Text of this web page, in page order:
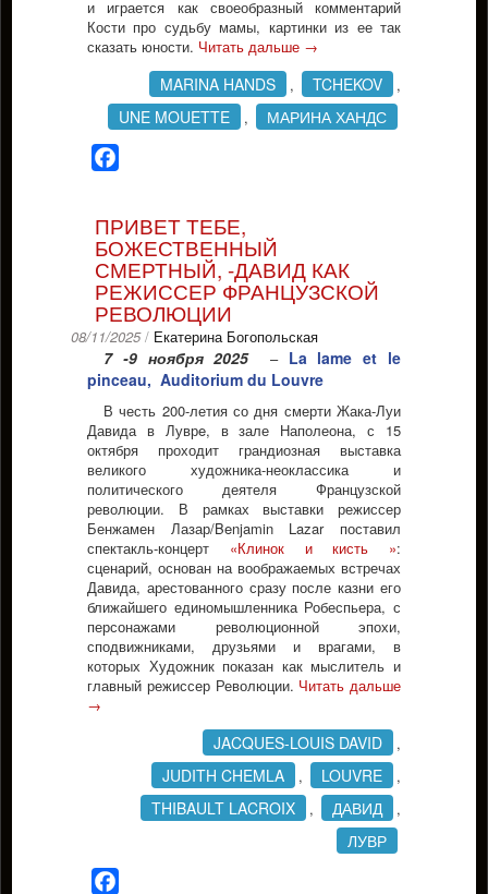
и играется как своеобразный комментарий
Кости про судьбу мамы, картинки из ее так
сказать юности. Читать дальше →
MARINA HANDS , TCHEKOV ,
UNE MOUETTE , МАРИНА ХАНДС
ПРИВЕТ ТЕБЕ,
БОЖЕСТВЕННЫЙ
СМЕРТНЫЙ, -ДАВИД КАК
РЕЖИССЕР ФРАНЦУЗСКОЙ
РЕВОЛЮЦИИ
08/11/2025 / Екатерина Богопольская
7 -9 ноября 2025– La lame et le
pinceau, Auditorium du Louvre
В честь 200-летия со дня смерти Жака-Луи
Давида в Луврe, в зале Наполеона, с 15
октября проходит грандиозная выставка
великого художника-неоклассика и
политического деятеля Французской
революции. В рамках выставки режиссер
Бенжамен Лазар/Benjamin Lazar поставил
спектакль-концерт «Клинок и кисть »:
сценарий, основан на воображаемых встречах
Давида, арестованного сразу после казни его
ближайшего единомышленника Робеспьера, с
персонажами революционной эпохи,
сподвижниками, друзьями и врагами, в
которых Художник показан как мыслитель и
главный режиссер Революции. Читать дальше
→
JACQUES-LOUIS DAVID ,
JUDITH CHEMLA , LOUVRE ,
THIBAULT LACROIX , ДАВИД ,
ЛУВР